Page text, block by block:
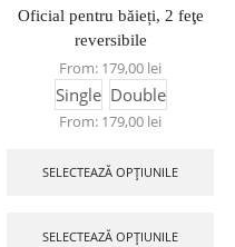
Oficial pentru băieți, 2 feţe
reversibile
From: 179,00 lei
Single Double
From: 179,00 lei
SELECTEAZĂ OPȚIUNILE
SELECTEAZĂ OPȚIUNILE